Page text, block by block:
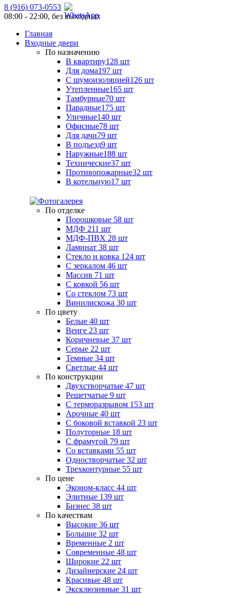
8 (916) 073-0553
08:00 - 22:00, без выходных
Главная
Входные двери
По назначению
В квартиру128 шт
Для дома197 шт
С шумоизоляцией126 шт
Утепленные165 шт
Тамбурные70 шт
Парадные175 шт
Уличные140 шт
Офисные78 шт
Для дачи79 шт
В подъезд9 шт
Наружные188 шт
Технические37 шт
Противопожарные32 шт
В котельную17 шт
По отделке
Порошковые 58 шт
МДФ 211 шт
МДФ-ПВХ 28 шт
Ламинат 38 шт
Стекло и ковка 124 шт
С зеркалом 46 шт
Массив 71 шт
С ковкой 56 шт
Со стеклом 73 шт
Винилискожа 30 шт
По цвету
Белые 40 шт
Венге 23 шт
Коричневые 37 шт
Серые 22 шт
Темные 34 шт
Светлые 44 шт
По конструкции
Двухстворчатые 47 шт
Решетчатые 9 шт
С терморазрывом 153 шт
Арочные 40 шт
С боковой вставкой 23 шт
Полуторные 18 шт
С фрамугой 79 шт
Cо вставками 55 шт
Одностворчатые 32 шт
Трехконтурные 55 шт
По цене
Эконом-класс 44 шт
Элитные 139 шт
Бизнес 38 шт
По качествам
Высокие 36 шт
Большие 32 шт
Временные 2 шт
Современные 48 шт
Широкие 22 шт
Дизайнерские 24 шт
Красивые 48 шт
Эксклюзивные 31 шт